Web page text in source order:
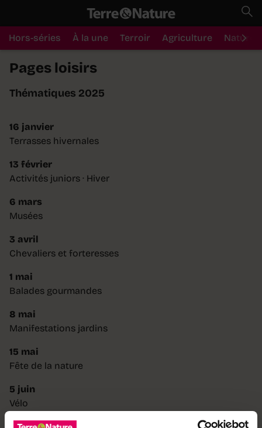
Hors-séries À la une Terroir Agriculture Nature
Pages loisirs
Thématiques 2025
16 janvier
Terrasses hivernales
13 février
Activités juniors · Hiver
6 mars
Musées
3 avril
Chevaliers et forteresses
1 mai
Balades gourmandes
8 mai
Manifestations jardins
15 mai
Fête de la nature
5 juin
Vélo